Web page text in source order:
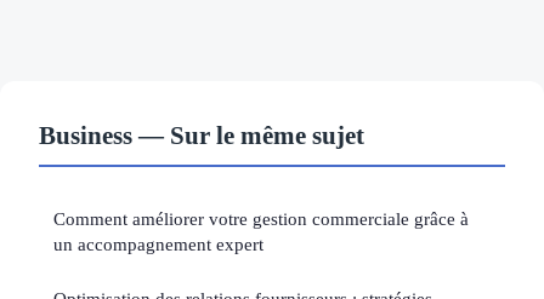
Business — Sur le même sujet
Comment améliorer votre gestion commerciale grâce à
un accompagnement expert